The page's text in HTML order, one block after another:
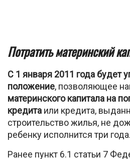
Потратить материнский
С 1 января 2011 года будет
положение, позволяющее
материнского капитала на
кредита или кредита,
строительство жилья, не
ребенку исполнится три года.
Ранее пункт 6.1 статьи 7